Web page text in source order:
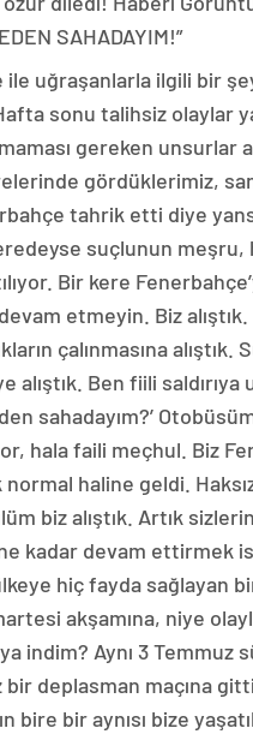
SAHADAYIM!”
ile uğraşanlarla ilgili bir
sonu talihsiz olaylar
gereken unsurlar
gördüklerimiz,
tahrik etti diye
suçlunun meşru,
Bir kere
etmeyin. Biz alıştık.
çalınmasına alıştık.
alıştık. Ben fiili saldırıya
sahadayım?’
hala faili meçhul. Biz
normal haline geldi.
biz alıştık. Artık
kadar devam ettirmek
hiç fayda sağlayan
akşamına, niye
indim? Aynı 3 Temmuz
bir deplasman maçına
bire bir aynısı bize